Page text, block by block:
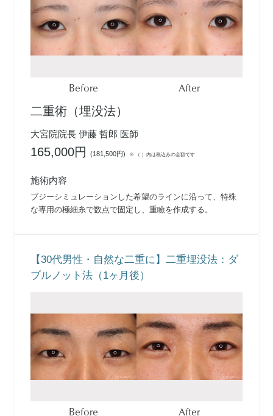
Before After
二重術（埋没法）
大宮院院長 伊藤 哲郎 医師
165,000円(181,500円) ※ （ ）内は税込みの金額です
施術内容
ブジーシミュレーションした希望のラインに沿って、特殊
な専用の極細糸で数点で固定し、重瞼を作成する。
【30代男性・自然な二重に】二重埋没法：ダ
ブルノット法（1ヶ月後）
Before After